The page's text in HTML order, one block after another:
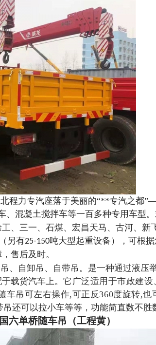
程力专汽座落于美丽的“**专汽之都
、混凝土搅拌车等一百多种专用车型
、三一、石煤、宏昌天马、古河、新
另有25-150吨大型起重设备），可根
售后及时。
、自卸吊、自带吊。是一种通过液压
载货汽车上。 它广泛适用于市政建
车吊可左右操作,可正反360度旋转,也
还可以拉小车等等，功能简直数不胜
六单桥随车吊（工程黄）